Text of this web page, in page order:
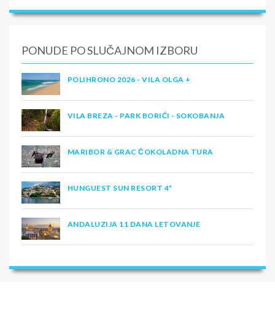
PONUDE PO SLUČAJNOM IZBORU
POLIHRONO 2026 - VILA OLGA +
VILA BREZA - PARK BORIĆI - SOKOBANJA
MARIBOR & GRAC ČOKOLADNA TURA
HUNGUEST SUN RESORT 4*
ANDALUZIJA 11 DANA LETOVANJE